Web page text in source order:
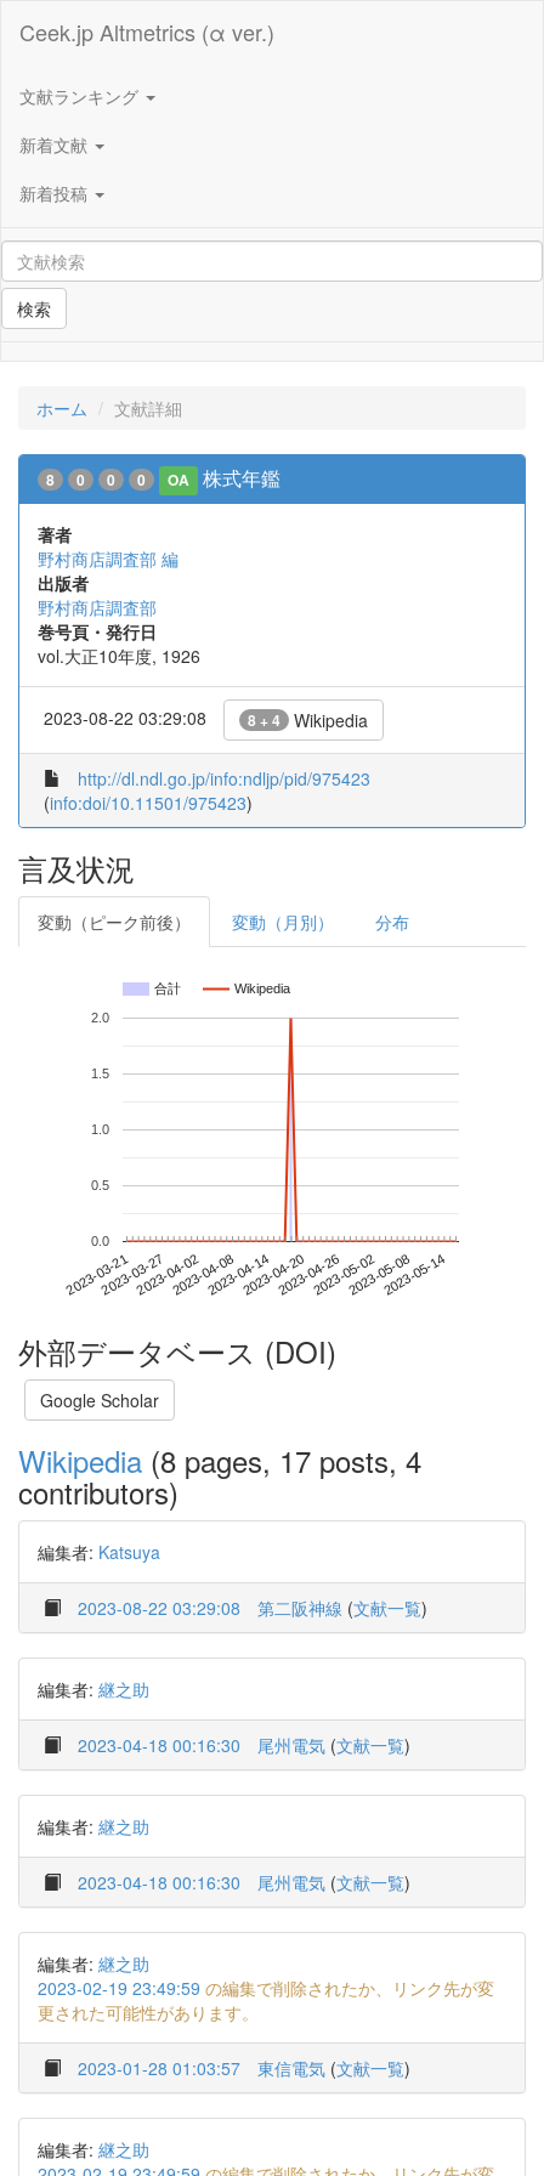
Ceek.jp Altmetrics (α ver.)
文献ランキング
新着文献
新着投稿
検索
ホーム 文献詳細
8 0 0 0 OA 株式年鑑
著者
野村商店調査部 編
出版者
野村商店調査部
巻号頁・発行日
vol.大正10年度, 1926
2023-08-22 03:29:08 8 + 4 Wikipedia
http://dl.ndl.go.jp/info:ndljp/pid/975423
(info:doi/10.11501/975423)
言及状況
変動（ピーク前後） 変動（月別） 分布
合計 Wikipedia
2023-03-212023-03-272023-04-022023-04-082023-04-142023-04-202023-04-262023-05-022023-05-082023-05-14
0.0
0.5
1.0
1.5
2.0
外部データベース (DOI)
Google Scholar
Wikipedia (8 pages, 17 posts, 4
contributors)
編集者: Katsuya
2023-08-22 03:29:08 第二阪神線 (文献一覧)
編集者: 継之助
2023-04-18 00:16:30 尾州電気 (文献一覧)
編集者: 継之助
2023-04-18 00:16:30 尾州電気 (文献一覧)
編集者: 継之助
2023-02-19 23:49:59 の編集で削除されたか、リンク先が変
更された可能性があります。
2023-01-28 01:03:57 東信電気 (文献一覧)
編集者: 継之助